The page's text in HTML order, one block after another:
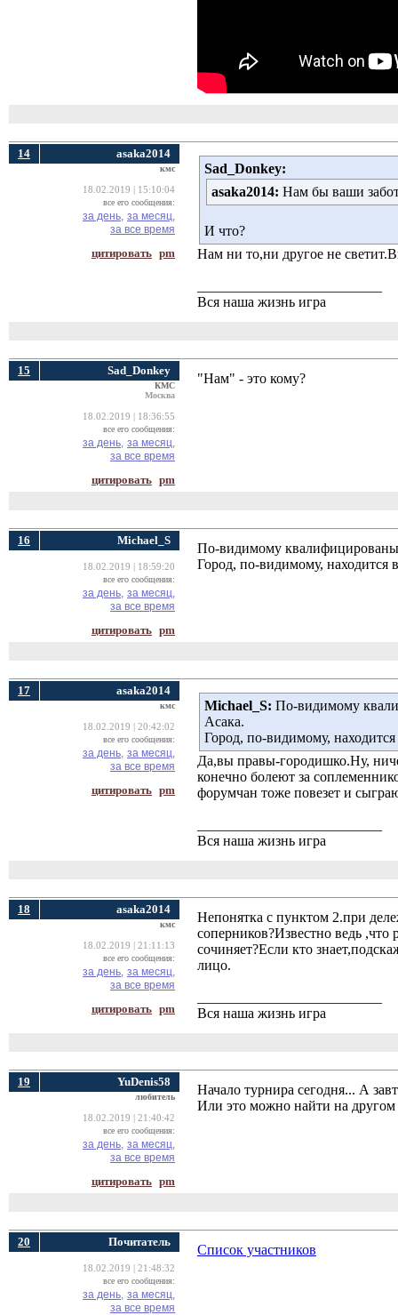
14 asaka2014
кмс
18.02.2019 | 15:10:04
все его сообщения:
за день, за месяц,
за все время
цитировать pm
Sad_Donkey:
asaka2014: Нам бы ваши
И что?
Нам ни то,ни другое не
Вся наша жизнь игра
15 Sad_Donkey
КМС
Москва
18.02.2019 | 18:36:55
все его сообщения:
за день, за месяц,
за все время
цитировать pm
"Нам" - это кому?
16 Michael_S
18.02.2019 | 18:59:20
все его сообщения:
за день, за месяц,
за все время
цитировать pm
По-видимому
Город, по-видимому, находится
17 asaka2014
кмс
18.02.2019 | 20:42:02
все его сообщения:
за день, за месяц,
за все время
цитировать pm
Michael_S: По-видимому
Асака.
Город, по-видимому, находится
Да,вы правы-городишко.Ну,
конечно болеют за
форумчан тоже повезет и
Вся наша жизнь игра
18 asaka2014
кмс
18.02.2019 | 21:11:13
все его сообщения:
за день, за месяц,
за все время
цитировать pm
Непонятка с пунктом 2.при
соперников?Известно ведь
сочиняет?Если кто
лицо.
Вся наша жизнь игра
19 YuDenis58
любитель
18.02.2019 | 21:40:42
все его сообщения:
за день, за месяц,
за все время
цитировать pm
Начало турнира сегодня... А
Или это можно найти на другом
20 Почитатель
18.02.2019 | 21:48:32
все его сообщения:
за день, за месяц,
за все время
Список участников